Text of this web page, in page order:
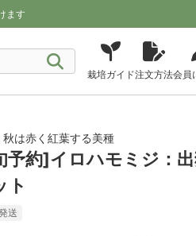
ます
栽培ガイド注文方法会員
は赤く紅葉する美種
予約]イロハモミジ：
ト
送